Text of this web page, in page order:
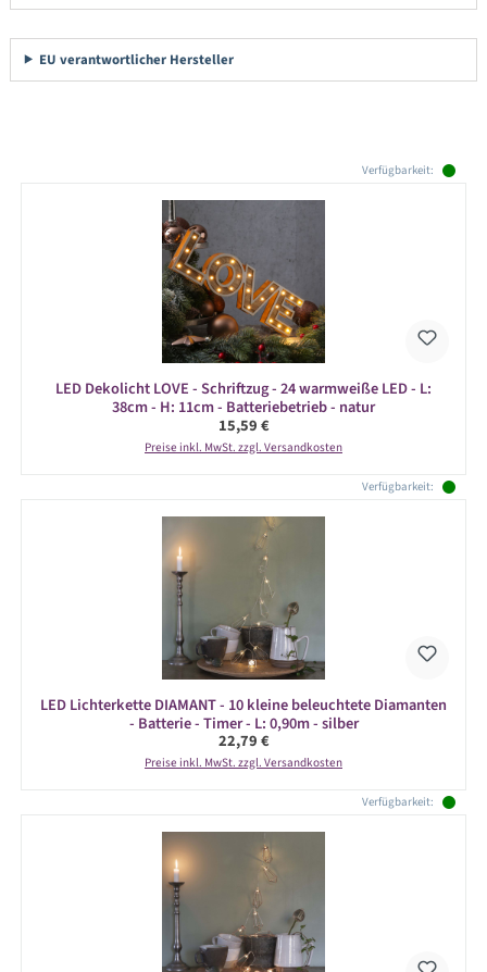
EU verantwortlicher Hersteller
Verfügbarkeit:
LED Dekolicht LOVE - Schriftzug - 24 warmweiße LED - L:
38cm - H: 11cm - Batteriebetrieb - natur
Regulärer Preis:
15,59 €
Preise inkl. MwSt. zzgl. Versandkosten
Verfügbarkeit:
LED Lichterkette DIAMANT - 10 kleine beleuchtete Diamanten
- Batterie - Timer - L: 0,90m - silber
Regulärer Preis:
22,79 €
Preise inkl. MwSt. zzgl. Versandkosten
Verfügbarkeit: